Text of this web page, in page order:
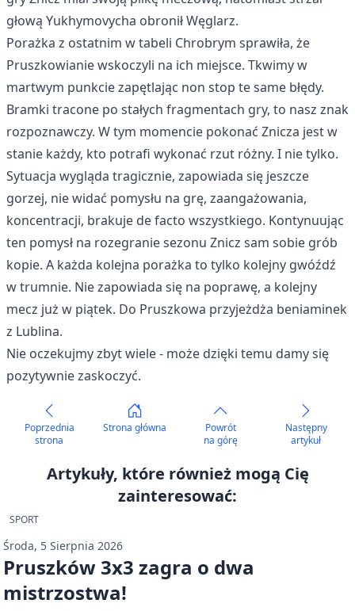
głową Yukhymovycha obronił Węglarz.
Porażka z ostatnim w tabeli Chrobrym sprawiła, że
Pruszkowianie wskoczyli na ich miejsce. Tkwimy w
martwym punkcie zapętlając non stop te same błędy.
Bramki tracone po stałych fragmentach gry, to nasz znak
rozpoznawczy. W tym momencie pokonać Znicza jest w
stanie każdy, kto potrafi wykonać rzut różny. I nie tylko.
Sytuacja wygląda tragicznie, zapowiada się jeszcze
gorzej, nie widać pomysłu na grę, zaangażowania,
koncentracji, brakuje de facto wszystkiego. Kontynuując
ten pomysł na rozegranie sezonu Znicz sam sobie grób
kopie. A każda kolejna porażka to tylko kolejny gwóźdź
w trumnie. Nie zapowiada się na poprawę, a kolejny
mecz już w piątek. Do Pruszkowa przyjeżdża beniaminek
z Lublina.
Nie oczekujmy zbyt wiele - może dzięki temu damy się
pozytywnie zaskoczyć.
Poprzednia
strona
Strona główna
Powrót
na górę
Następny
artykuł
Artykuły, które również mogą Cię
zainteresować:
SPORT
Środa, 5 Sierpnia 2026
Pruszków 3x3 zagra o dwa
mistrzostwa!